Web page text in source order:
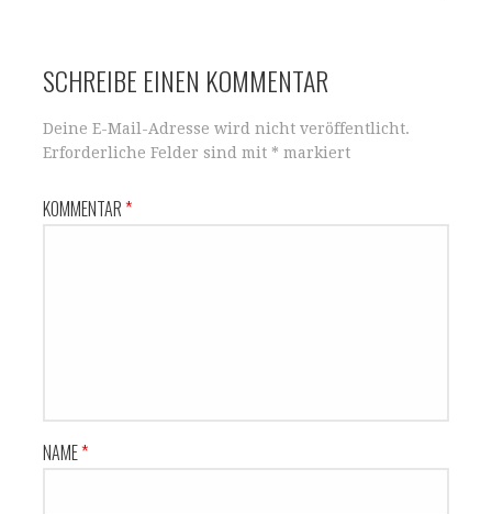
SCHREIBE EINEN KOMMENTAR
Deine E-Mail-Adresse wird nicht veröffentlicht.
Erforderliche Felder sind mit * markiert
KOMMENTAR*
NAME*